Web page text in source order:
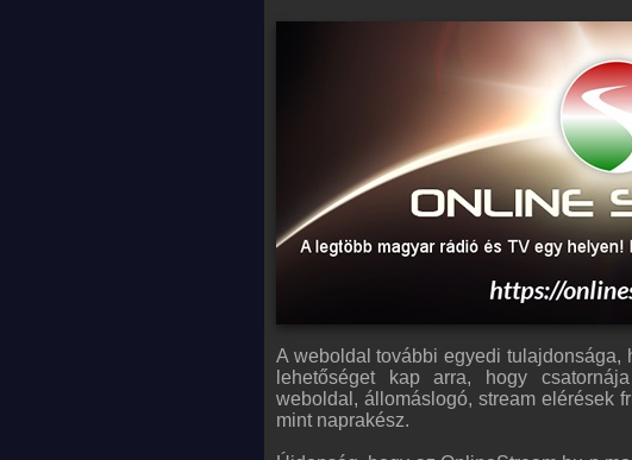
A weboldal további egyedi tulajdonsága,
lehetőséget kap arra, hogy
weboldal, állomáslogó, stream elérések
mint naprakész.